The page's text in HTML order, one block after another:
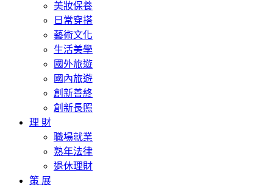
美妝保養
日常穿搭
藝術文化
生活美學
國外旅遊
國內旅遊
創新善終
創新長照
理 財
職場就業
熟年法律
退休理財
策 展